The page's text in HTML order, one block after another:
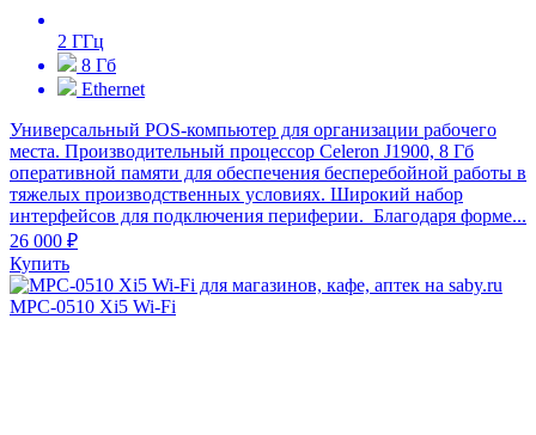
2 ГГц
8 Гб
Ethernet
Универсальный POS-компьютер для организации рабочего
места. Производительный процессор Celeron J1900, 8 Гб
оперативной памяти для обеспечения бесперебойной работы в
тяжелых производственных условиях. Широкий набор
интерфейсов для подключения периферии. Благодаря форме...
26 000 ₽
Купить
MPC-0510 Xi5 Wi-Fi